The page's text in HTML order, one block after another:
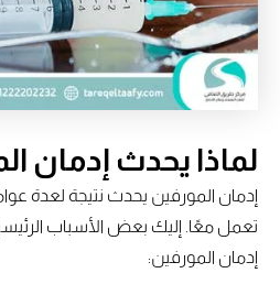
لماذا يحدث إدمان
إدمان المورفين يحدث نتيجة لعدة
تعمل معًا. إليك بعض الأسباب
إدمان المورفين: